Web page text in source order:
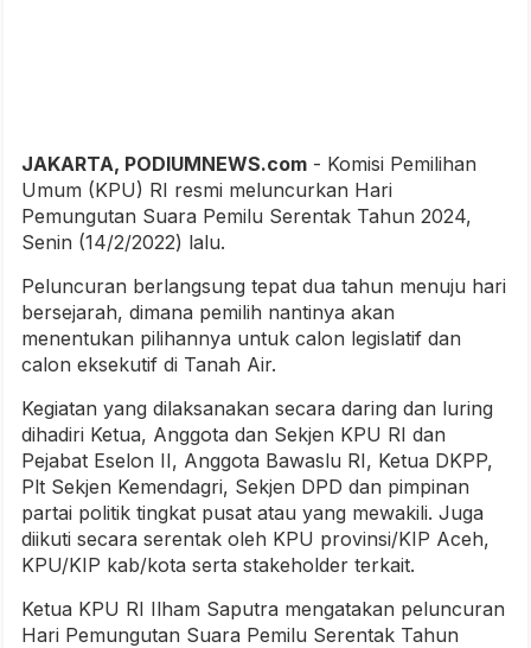
JAKARTA, PODIUMNEWS.com - Komisi Pemilihan
Umum (KPU) RI resmi meluncurkan Hari
Pemungutan Suara Pemilu Serentak Tahun 2024,
Senin (14/2/2022) lalu.
Peluncuran berlangsung tepat dua tahun menuju hari
bersejarah, dimana pemilih nantinya akan
menentukan pilihannya untuk calon legislatif dan
calon eksekutif di Tanah Air.
Kegiatan yang dilaksanakan secara daring dan luring
dihadiri Ketua, Anggota dan Sekjen KPU RI dan
Pejabat Eselon II, Anggota Bawaslu RI, Ketua DKPP,
Plt Sekjen Kemendagri, Sekjen DPD dan pimpinan
partai politik tingkat pusat atau yang mewakili. Juga
diikuti secara serentak oleh KPU provinsi/KIP Aceh,
KPU/KIP kab/kota serta stakeholder terkait.
Ketua KPU RI Ilham Saputra mengatakan peluncuran
Hari Pemungutan Suara Pemilu Serentak Tahun